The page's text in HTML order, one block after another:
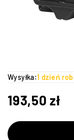
Wysyłka:1 dzień
193,50zł